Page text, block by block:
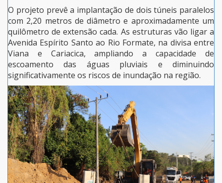
O projeto prevê a implantação de dois túneis paralelos
com 2,20 metros de diâmetro e aproximadamente um
quilômetro de extensão cada. As estruturas vão ligar a
Avenida Espírito Santo ao Rio Formate, na divisa entre
Viana e Cariacica, ampliando a capacidade de
escoamento das águas pluviais e diminuindo
significativamente os riscos de inundação na região.